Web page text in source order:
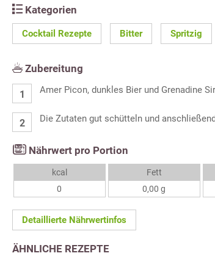
Kategorien
Cocktail Rezepte Bitter Spritzig
Zubereitung
Amer Picon, dunkles Bier und Grenadine
Die Zutaten gut schütteln und
Nährwert pro Portion
kcal
0
Fett
0,00 g
Detaillierte Nährwertinfos
ÄHNLICHE REZEPTE